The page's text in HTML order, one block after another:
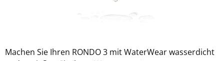
Machen Sie Ihren RONDO 3 mit WaterWear wasserdicht